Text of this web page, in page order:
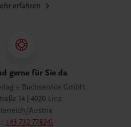
erfahren
gerne für Sie da
+ Buchservice GmbH
14 | 4020 Linz
Austria
+43 732 778241